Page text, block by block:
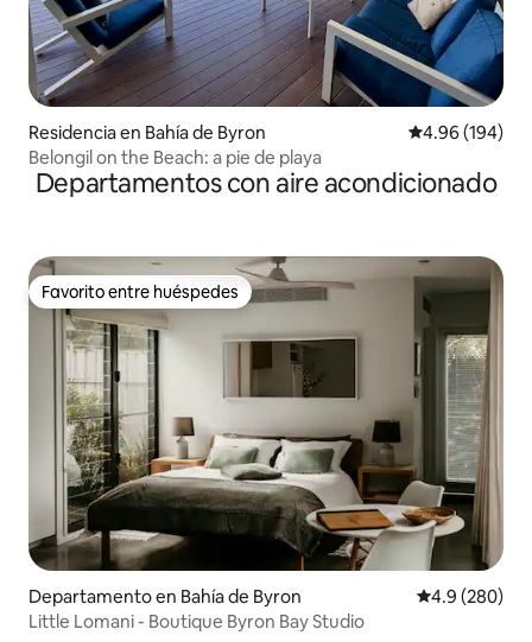
Residencia en Bahía de Byron Calificación
4.96 (194)
Belongil on the Beach: a pie de playa
Departamentos con aire acondicionado
Favorito entre huéspedes
Favorito entre huéspedes
Departamento en Bahía de Byron Calificación
4.9 (280)
Little Lomani - Boutique Byron Bay Studio